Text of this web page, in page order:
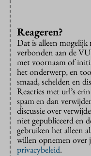
Reageren?
Dat is alleen mogelijk
verbonden aan de
met voornaam of
het onderwerp, en
smaad, schelden en
Reacties met url’s
spam en dan
discussie over
niet gepubliceerd en
gebruiken het alleen
willen opnemen over
privacybeleid.